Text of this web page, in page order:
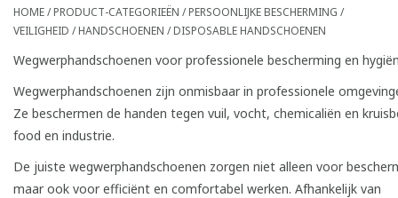
Blog
HOME/PRODUCT-CATEGORIEËN /PERSOONLIJKE BESCHERMING /
VEILIGHEID /HANDSCHOENEN /DISPOSABLE HANDSCHOENEN
Wegwerphandschoenen voor professionele bescherming en
Wegwerphandschoenen zijn onmisbaar in professionele
Ze beschermen de handen tegen vuil, vocht, chemicaliën en
food en industrie.
De juiste wegwerphandschoenen zorgen niet alleen voor
maar ook voor efficiënt en comfortabel werken. Afhankelijk van